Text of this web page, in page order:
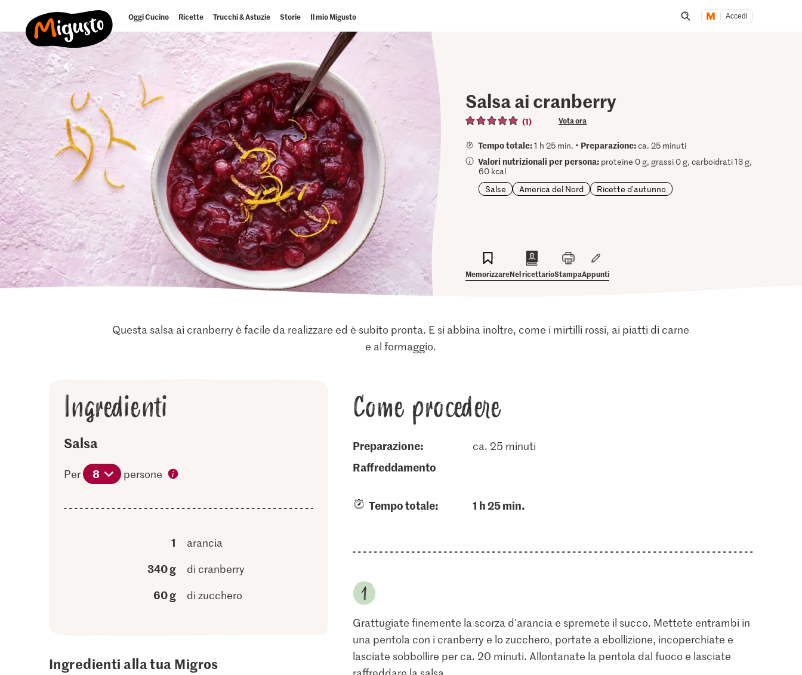
Oggi Cucino Ricette Trucchi & Astuzie Storie Il mio Migusto Accedi
Salsa ai cranberry
(1) Vota ora
Tempo totale:1 h 25 min. • Preparazione:ca. 25 minuti
Valori nutrizionali per persona: proteine 0 g, grassi 0 g, carboidrati 13 g,
60 kcal
Salse
America del Nord Ricette d'autunno
MemorizzareNel ricettarioStampaAppunti
Questa salsa ai cranberry è facile da realizzare ed è subito pronta. E si abbina inoltre, come i mirtilli rossi, ai piatti di carne
e al formaggio.
Ingredienti
Salsa
Per 8 persone
1 arancia
340 g di cranberry
60 g di zucchero
Ingredienti alla tua Migros
Come procedere
Preparazione: ca. 25 minuti
raffreddamento
Tempo totale: 1 h 25 min.
Grattugiate finemente la scorza d'arancia e spremete il succo. Mettete entrambi in
una pentola con i cranberry e lo zucchero, portate a ebollizione, incoperchiate e
lasciate sobbollire per ca. 20 minuti. Allontanate la pentola dal fuoco e lasciate